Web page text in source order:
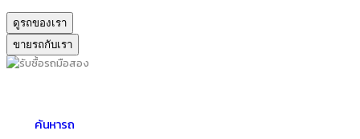
ดูรถของเรา
ขายรถกับเรา
ค้นหารถ